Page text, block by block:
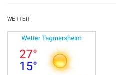
WETTER